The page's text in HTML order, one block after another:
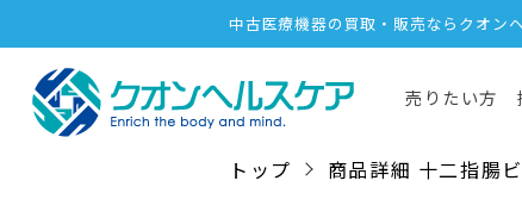
中古医療機器の買取・販売ならクオン
売りたい方
トップ 商品詳細 十二指腸